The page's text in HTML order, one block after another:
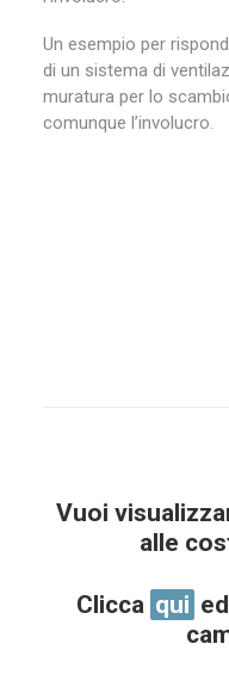
Un esempio per
di un sistema di
muratura per lo
comunque l’involucro.
Vuoi
alle
Clicca qui